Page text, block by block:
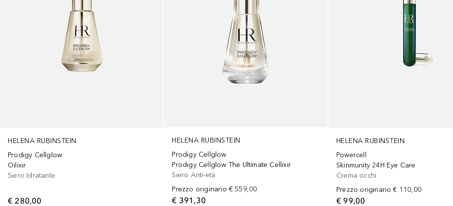
HELENA RUBINSTEIN
Prodigy Cellglow
Oilixir
Siero Idratante
€ 280,00
HELENA RUBINSTEIN
Prodigy Cellglow
Prodigy Cellglow The Ultimate Cellixir
Siero Anti-età
Prezzo originario € 559,00
€ 391,30
HELENA RUBINSTEIN
Powercell
Skinmunity 24H Eye Care
Crema occhi
Prezzo originario € 110,00
€ 99,00